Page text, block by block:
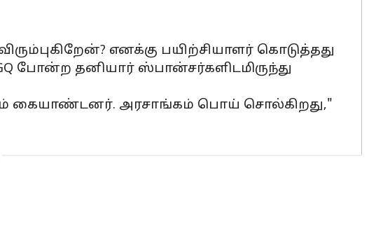
எனக்கு பயிற்சியாளர் கொடுத்தது
போன்ற தனியார் ஸ்பான்சர்களிடமிருந்து
கையாண்டனர். அரசாங்கம் பொய் சொல்கிறது,"